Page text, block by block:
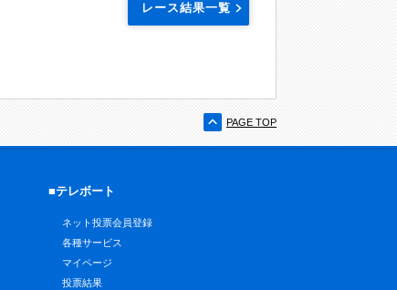
レース結果一覧
PAGE TOP
■テレボート
ネット投票会員登録
各種サービス
マイページ
投票結果